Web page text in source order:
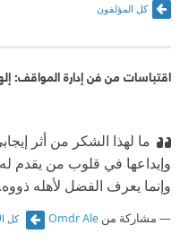
كل المؤلفون
اقتباسات من فن إدارة المواقف:
ما لهذا الشكر من أثر
وإيداعها في قلوب من يقدم
وإنما يعرف الفضل لأهله ذووه.‏
مشاركة من Omdr Ale كل